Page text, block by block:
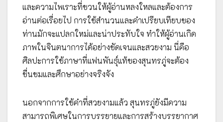
และความไพเราะที่ชวนให้ผู้อ่านหลงใหลและต้องการ
อ่านต่อเรื่อยไป การใช้สำนวนและคำเปรียบเทียบของ
ท่านมักจะแปลกใหม่และน่าประทับใจ ทำให้ผู้อ่านเกิด
ภาพในจินตนาการได้อย่างชัดเจนและสวยงาม นี่คือ
ศิลปะการใช้ภาษาที่แฟนพันธุ์แท้ของสุนทรภู่จะต้อง
ชื่นชมและศึกษาอย่างจริงจัง
นอกจากการใช้คำที่สวยงามแล้ว สุนทรภู่ยังมีความ
สามารถพิเศษในการบรรยายและการสร้างบรรยากาศ